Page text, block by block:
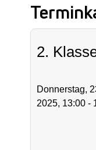
2.
Donnerstag,
2025, 13:00 -